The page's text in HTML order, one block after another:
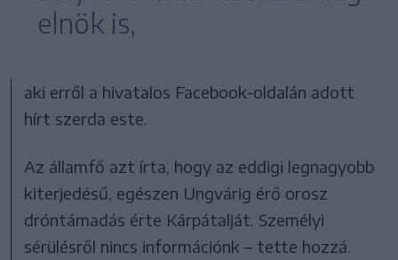
elnök is,
aki erről a hivatalos Facebook-oldalán adott
hírt szerda este.
Az államfő azt írta, hogy az eddigi legnagyobb
kiterjedésű, egészen Ungvárig érő orosz
dróntámadás érte Kárpátalját. Személyi
sérülésről nincs információnk – tette hozzá.